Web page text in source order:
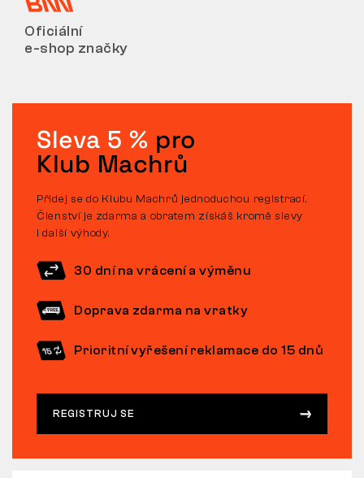
Oficiální
e-shop značky
Sleva 5 % pro
Klub Machrů
Přidej se do Klubu Machrů jednoduchou registrací.
Členství je zdarma a obratem získáš kromě slevy
i další výhody.
30 dní na vrácení a výměnu
Doprava zdarma na vratky
Prioritní vyřešení reklamace do 15 dnů
REGISTRUJ SE